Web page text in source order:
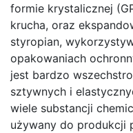
formie krystalicznej
krucha, oraz
styropian,
opakowaniach
jest bardzo
sztywnych i
wiele substancji
używany do produkcji